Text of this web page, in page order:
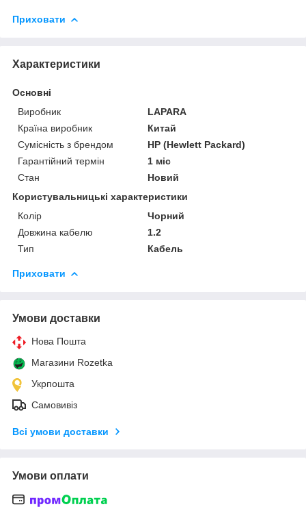
Приховати
Характеристики
Основні
Виробник
LAPARA
Країна виробник
Китай
Сумісність з брендом
HP (Hewlett Packard)
Гарантійний термін
1 міс
Стан
Новий
Користувальницькі характеристики
Колір
Чорний
Довжина кабелю
1.2
Тип
Кабель
Приховати
Умови доставки
Нова Пошта
Магазини Rozetka
Укрпошта
Самовивіз
Всі умови доставки
Умови оплати